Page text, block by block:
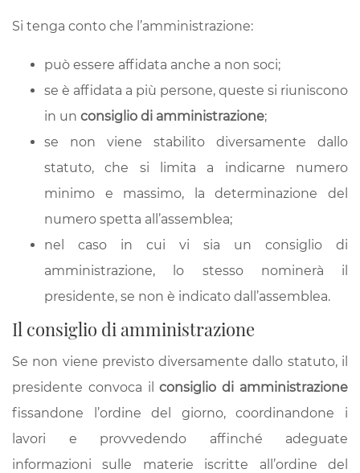
Si tenga conto che l’amministrazione:
può essere affidata anche a non soci;
se è affidata a più persone, queste si riuniscono
in un consiglio di amministrazione;
se non viene stabilito diversamente dallo
statuto, che si limita a indicarne numero
minimo e massimo, la determinazione del
numero spetta all’assemblea;
nel caso in cui vi sia un consiglio di
amministrazione, lo stesso nominerà il
presidente, se non è indicato dall’assemblea.
Il consiglio di amministrazione
Se non viene previsto diversamente dallo statuto, il
presidente convoca ilconsiglio di amministrazione
fissandone l’ordine del giorno, coordinandone i
lavori e provvedendo affinché adeguate
informazioni sulle materie iscritte all’ordine del